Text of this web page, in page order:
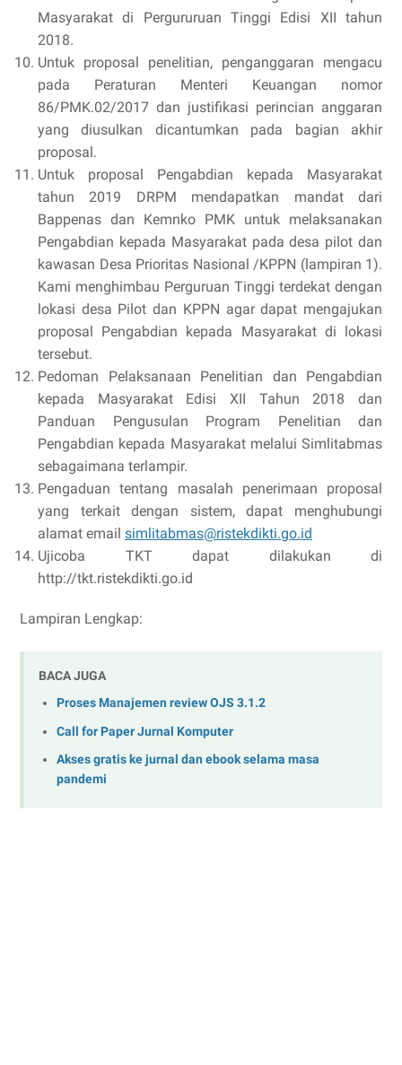
Masyarakat di Pergururuan Tinggi Edisi XII tahun
2018.
Untuk proposal penelitian, penganggaran mengacu
pada Peraturan Menteri Keuangan nomor
86/PMK.02/2017 dan justifikasi perincian anggaran
yang diusulkan dicantumkan pada bagian akhir
proposal.
Untuk proposal Pengabdian kepada Masyarakat
tahun 2019 DRPM mendapatkan mandat dari
Bappenas dan Kemnko PMK untuk melaksanakan
Pengabdian kepada Masyarakat pada desa pilot dan
kawasan Desa Prioritas Nasional /KPPN (lampiran 1).
Kami menghimbau Perguruan Tinggi terdekat dengan
lokasi desa Pilot dan KPPN agar dapat mengajukan
proposal Pengabdian kepada Masyarakat di lokasi
tersebut.
Pedoman Pelaksanaan Penelitian dan Pengabdian
kepada Masyarakat Edisi XII Tahun 2018 dan
Panduan Pengusulan Program Penelitian dan
Pengabdian kepada Masyarakat melalui Simlitabmas
sebagaimana terlampir.
Pengaduan tentang masalah penerimaan proposal
yang terkait dengan sistem, dapat menghubungi
alamat email simlitabmas@ristekdikti.go.id
Ujicoba TKT dapat dilakukan di
http://tkt.ristekdikti.go.id
Lampiran Lengkap:
BACA JUGA
Proses Manajemen review OJS 3.1.2
Call for Paper Jurnal Komputer
Akses gratis ke jurnal dan ebook selama masa
pandemi